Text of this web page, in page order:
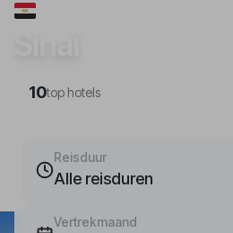
10top hotels
Reisduur
Alle reisduren
Vertrekmaand